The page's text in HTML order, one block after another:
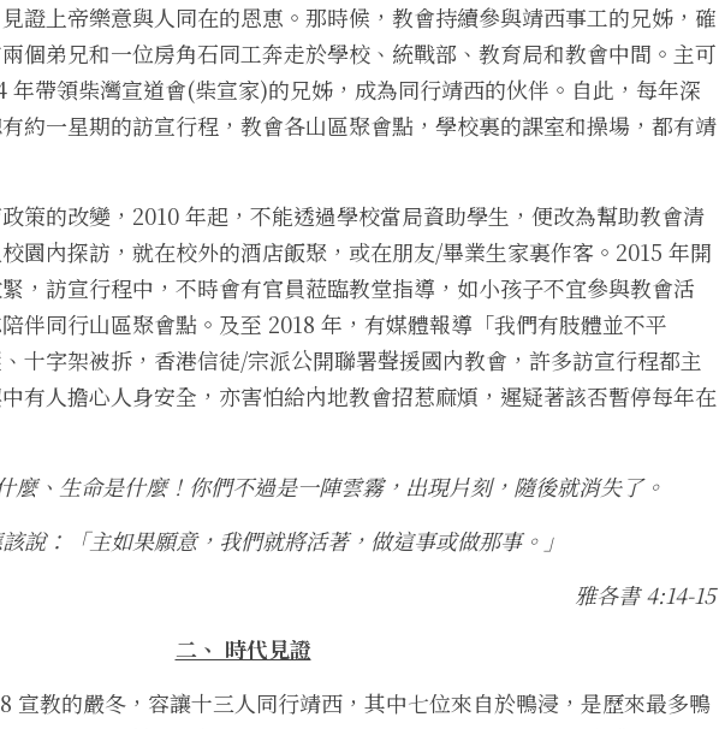
證上帝樂意與人同在的恩恵。那時候，教會持續參與靖西事工的兄姊，確
個弟兄和一位房角石同工奔走於學校、統戰部、教育局和教會中間。主可
年帶領柴灣宣道會(柴宣家)的兄姊，成為同行靖西的伙伴。自此，每年深
約一星期的訪宣行程，教會各山區聚會點，學校裏的課室和操場，都有靖
策的改變，2010 年起，不能透過學校當局資助學生，便改為幫助教會清
園內探訪，就在校外的酒店飯聚，或在朋友/畢業生家裏作客。2015 年開
，訪宣行程中，不時會有官員蒞臨教堂指導，如小孩子不宜參與教會活
伴同行山區聚會點。及至 2018 年，有媒體報導「我們有肢體並不平
十字架被拆，香港信徒/宗派公開聯署聲援國內教會，許多訪宣行程都主
有人擔心人身安全，亦害怕給內地教會招惹麻煩，遲疑著該否暫停每年在
麼、生命是什麼！你們不過是一陣雲霧，出現片刻，隨後就消失了。
說：「主如果願意，我們就將活著，做這事或做那事。」
雅各書 4:14-15
二、 時代見證
宣教的嚴冬，容讓十三人同行靖西，其中七位來自於鴨浸，是歷來最多鴨